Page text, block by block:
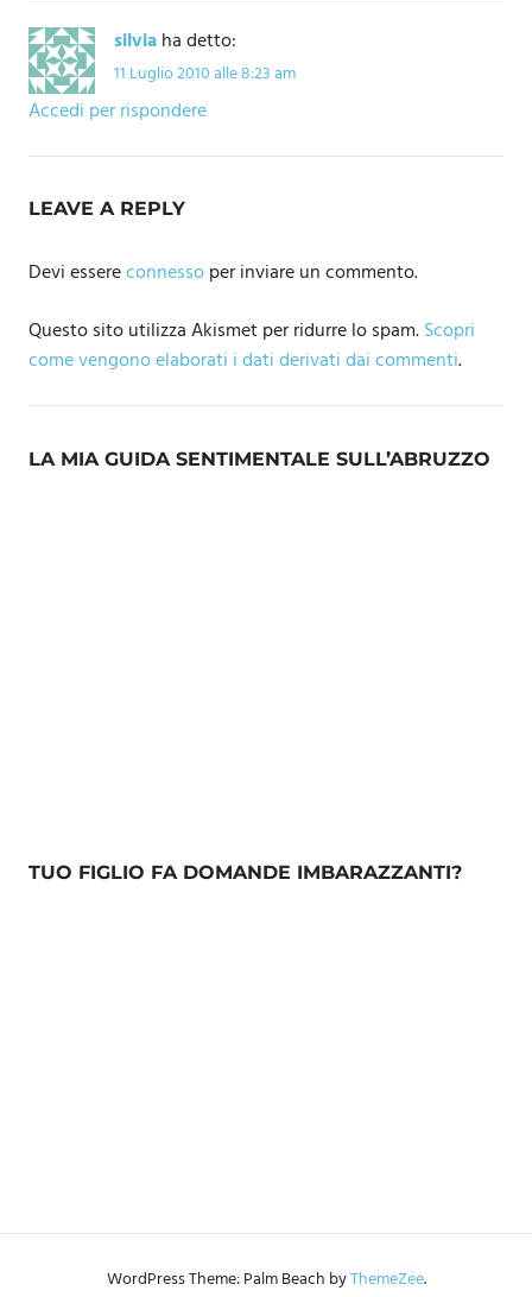
silviaha detto:
11 Luglio 2010 alle 8:23 am
Accedi per rispondere
LEAVE A REPLY
Devi essereconnessoper inviare un commento.
Questo sito utilizza Akismet per ridurre lo spam.Scopri
come vengono elaborati i dati derivati dai commenti.
LA MIA GUIDA SENTIMENTALE SULL’ABRUZZO
TUO FIGLIO FA DOMANDE IMBARAZZANTI?
WordPress Theme: Palm Beach byThemeZee.